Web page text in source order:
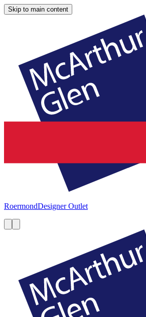
Skip to main content
RoermondDesigner Outlet